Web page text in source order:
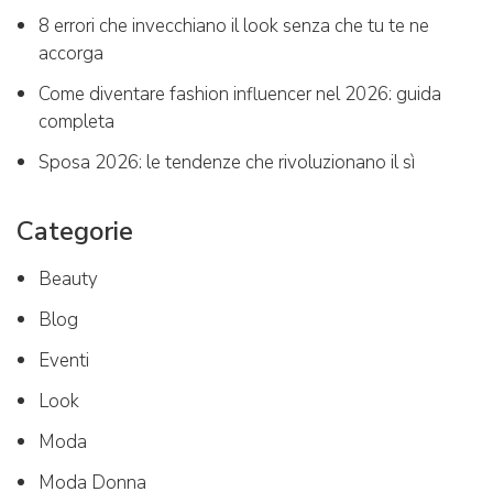
8 errori che invecchiano il look senza che tu te ne
accorga
Come diventare fashion influencer nel 2026: guida
completa
Sposa 2026: le tendenze che rivoluzionano il sì
Categorie
Beauty
Blog
Eventi
Look
Moda
Moda Donna